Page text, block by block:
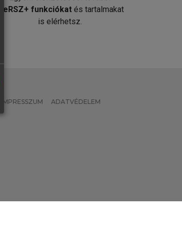
MeRSZ+ funkciókat és tartalmakat
is elérhetsz.
IMPRESSZUM ADATVÉDELEM